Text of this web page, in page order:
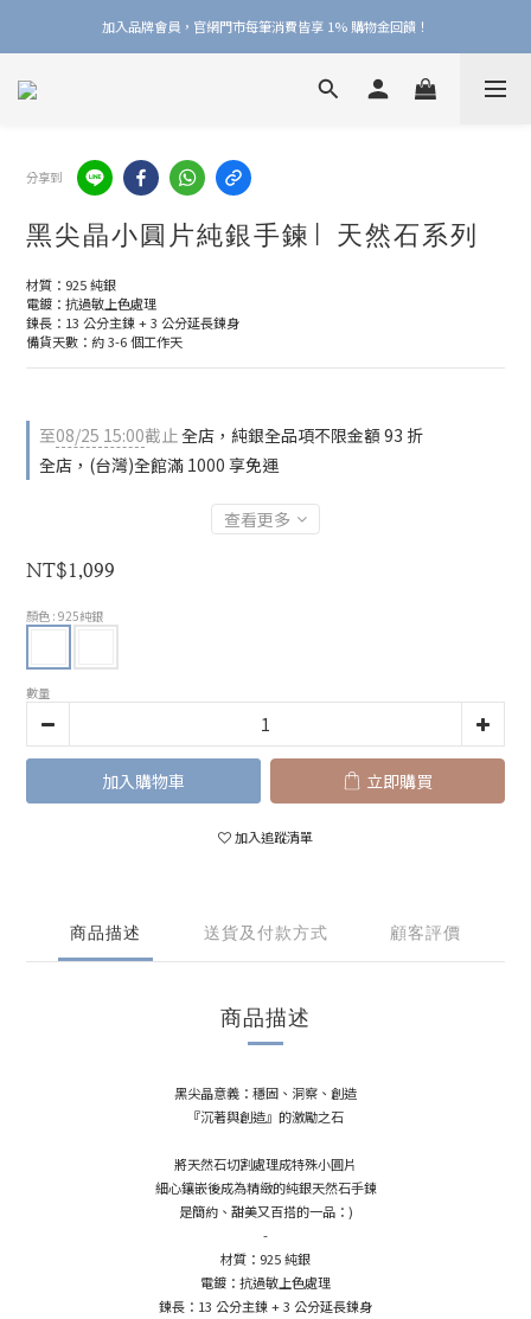
加入品牌會員，官網門市每筆消費皆享 1% 購物金回饋！
加入品牌會員，官網門市每筆消費皆享 1% 購物金回饋！
線上線下皆可累積 & 折抵購物金，再送 $50 入會禮
分享到
黑尖晶小圓片純銀手鍊| 天然石系列
材質：925 純銀
電鍍：抗過敏上色處理
鍊長：13 公分主鍊 + 3 公分延長鍊身
備貨天數：約 3-6 個工作天
至08/25 15:00截止全店，純銀全品項不限金額 93 折
全店，(台灣)全館滿 1000 享免運
查看更多
NT$1,099
顏色 : 925純銀
數量
加入購物車 立即購買
加入追蹤清單
商品描述 送貨及付款方式 顧客評價
商品描述
黑尖晶意義：穩固、洞察、創造
『沉著與創造』的激勵之石
將天然石切割處理成特殊小圓片
細心鑲嵌後成為精緻的純銀天然石手鍊
是簡約、甜美又百搭的一品：)
-
材質：925 純銀
電鍍：抗過敏上色處理
鍊長：13 公分主鍊 + 3 公分延長鍊身